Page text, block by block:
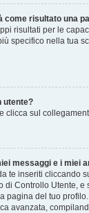
come risultato una
risultati per le
specifico nella tua
utente?
clicca sul
messaggi e i miei
te inseriti cliccando
di Controllo Utente, e
pagina del tuo
avanzata,